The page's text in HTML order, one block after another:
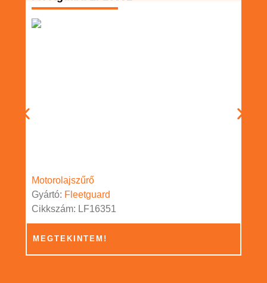
Motorolajszűrő
Gyártó: Fleetguard
Cikkszám: LF16351
MEGTEKINTEM!